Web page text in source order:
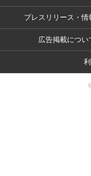
プレスリリース・情
広告掲載につい